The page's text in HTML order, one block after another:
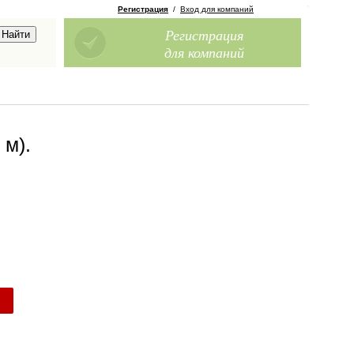
Регистрация / Вход для компаний
Регистрация
для компаний
м).